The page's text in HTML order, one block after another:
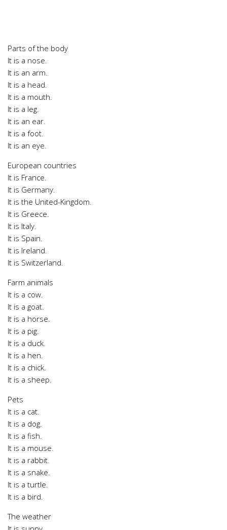
Parts of the body
It is a nose.
It is an arm.
It is a head.
It is a mouth.
It is a leg.
It is an ear.
It is a foot.
It is an eye.
European countries
It is France.
It is Germany.
It is the United-Kingdom.
It is Greece.
It is Italy.
It is Spain.
It is Ireland.
It is Switzerland.
Farm animals
It is a cow.
It is a goat.
It is a horse.
It is a pig.
It is a duck.
It is a hen.
It is a chick.
It is a sheep.
Pets
It is a cat.
It is a dog.
It is a fish.
It is a mouse.
It is a rabbit.
It is a snake.
It is a turtle.
It is a bird.
The weather